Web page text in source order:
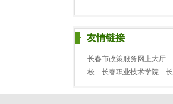
友情链接
长春市政策服务网上大厅
校
长春职业技术学院